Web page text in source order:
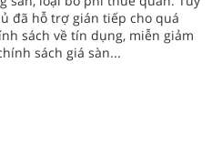
đã hỗ trợ gián tiếp cho quá
sách về tín dụng, miễn giảm
sách giá sàn...